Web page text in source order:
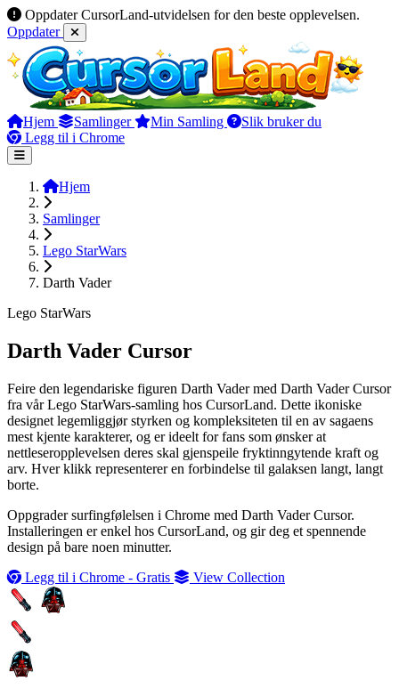
Oppdater CursorLand-utvidelsen for den beste opplevelsen.
Oppdater
Hjem Samlinger Min Samling
Slik bruker du
Legg til i Chrome
Hjem
Samlinger
Lego StarWars
Darth Vader
Lego StarWars
Darth Vader Cursor
Feire den legendariske figuren Darth Vader med Darth Vader Cursor
fra vår Lego StarWars-samling hos CursorLand. Dette ikoniske
designet legemliggjør styrken og kompleksiteten til en av sagaens
mest kjente karakterer, og er ideelt for fans som ønsker at
nettleseropplevelsen deres skal gjenspeile fryktinngytende kraft og
arv. Hver klikk representerer en forbindelse til galaksen langt, langt
borte.
Oppgrader surfingfølelsen i Chrome med Darth Vader Cursor.
Installeringen er enkel hos CursorLand, og gir deg et spennende
design på bare noen minutter.
Legg til i Chrome - Gratis
View Collection